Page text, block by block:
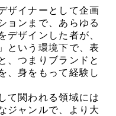
ザイナーとして企画
ョンまで、あらゆる
デザインした者が、
という環境下で、表
、つまりブランドと
、身をもって経験し
て関われる領域には
ジャンルで、より大